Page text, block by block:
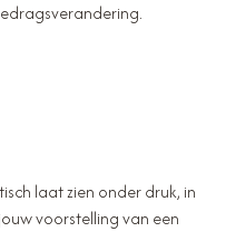
laat zien onder druk, in
voorstelling van een